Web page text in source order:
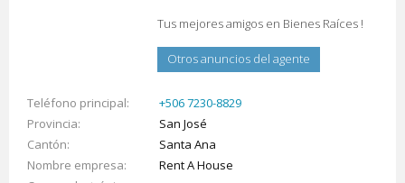
Tus mejores amigos en Bienes Raíces !
Otros anuncios del agente
Teléfono principal
+506 7230-8829
Provincia
San José
Cantón
Santa Ana
Nombre empresa
Rent A House